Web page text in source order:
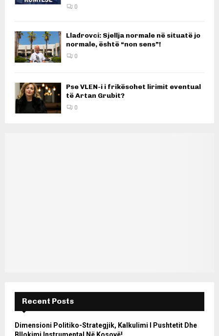
0
Lladrovci: Sjellja normale në situatë jo
normale, është “non sens”!
0
Pse VLEN-i i frikësohet lirimit eventual
të Artan Grubit?
0
Recent Posts
Dimensioni Politiko-Strategjik, Kalkulimi I Pushtetit Dhe